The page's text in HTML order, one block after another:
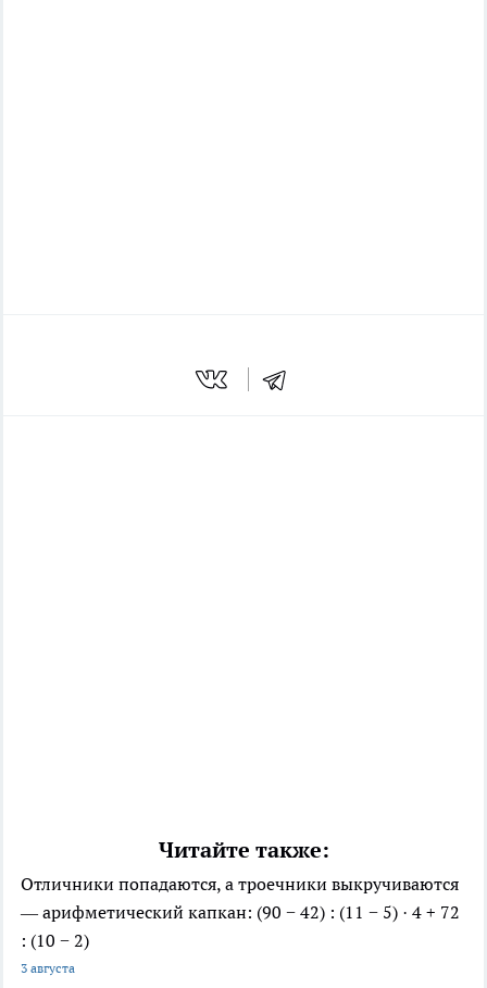
Читайте также:
Отличники попадаются, а троечники выкручиваются
— арифметический капкан: (90 − 42) : (11 − 5) · 4 + 72
: (10 − 2)
3 августа